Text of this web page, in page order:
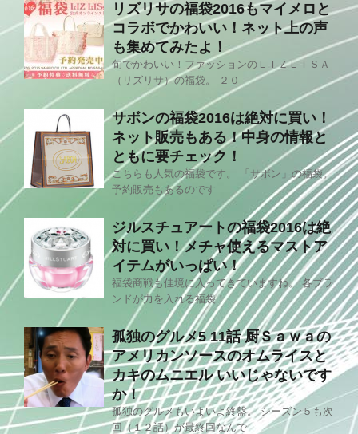
リズリサの福袋2016もマイメロと
コラボでかわいい！ネット上の声
も集めてみたよ！
旬でかわいい！ファッションのＬＩＺＬＩＳＡ
（リズリサ）の福袋。 ２０
サボンの福袋2016は絶対に買い！
ネット販売もある！中身の情報と
ともに要チェック！
こちらも人気の福袋です。 「サボン」の福袋。
予約販売もあるのです
ジルスチュアートの福袋2016は絶
対に買い！メチャ使えるマストア
イテムがいっぱい！
福袋商戦も佳境に入ってきていますね。 各ブラ
ンドが力を入れる福袋！
孤独のグルメ5 11話 厨Ｓａｗａの
アメリカンソースのオムライスと
カキのムニエル いいじゃないです
か！
孤独のグルメもいよいよ終盤。 シーズン５も次
回（１２話）が最終回なんで